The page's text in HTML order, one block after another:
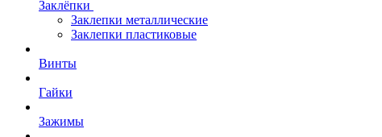
Заклёпки
Заклепки металлические
Заклепки пластиковые
Винты
Гайки
Зажимы